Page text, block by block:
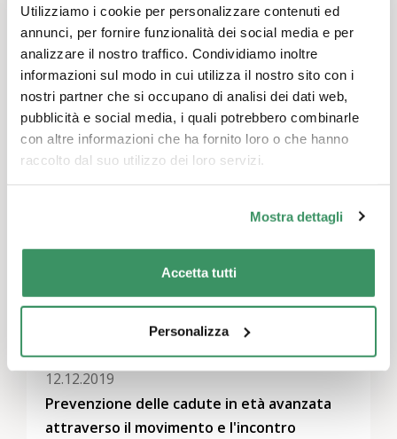
Utilizziamo i cookie per personalizzare contenuti ed
annunci, per fornire funzionalità dei social media e per
analizzare il nostro traffico. Condividiamo inoltre
informazioni sul modo in cui utilizza il nostro sito con i
nostri partner che si occupano di analisi dei dati web,
pubblicità e social media, i quali potrebbero combinarle
con altre informazioni che ha fornito loro o che hanno
raccolto dal suo utilizzo dei loro servizi.
Mostra dettagli
Accetta tutti
Personalizza
Documenti
ausschreibung-mv-intergenerativer-kursleiter-hopp-la-fit_september-2019-stv.pdf
Hopp-la Bewegungsabenteuer - Attivo a
casa con Lucy e Max
12.12.2019
Prevenzione delle cadute in età avanzata
attraverso il movimento e l'incontro